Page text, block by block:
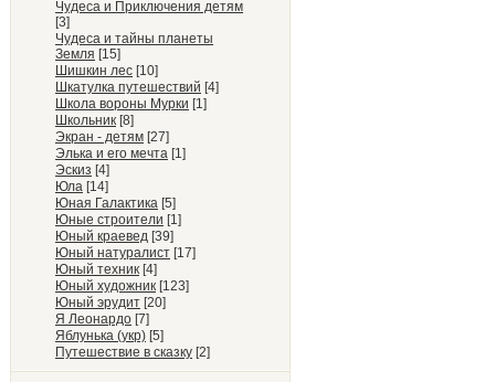
Чудеса и Приключения детям
[3]
Чудеса и тайны планеты
Земля [15]
Шишкин лес [10]
Шкатулка путешествий [4]
Школа вороны Мурки [1]
Школьник [8]
Экран - детям [27]
Элька и его мечта [1]
Эскиз [4]
Юла [14]
Юная Галактика [5]
Юные строители [1]
Юный краевед [39]
Юный натуралист [17]
Юный техник [4]
Юный художник [123]
Юный эрудит [20]
Я Леонардо [7]
Яблунька (укр) [5]
Путешествие в сказку [2]